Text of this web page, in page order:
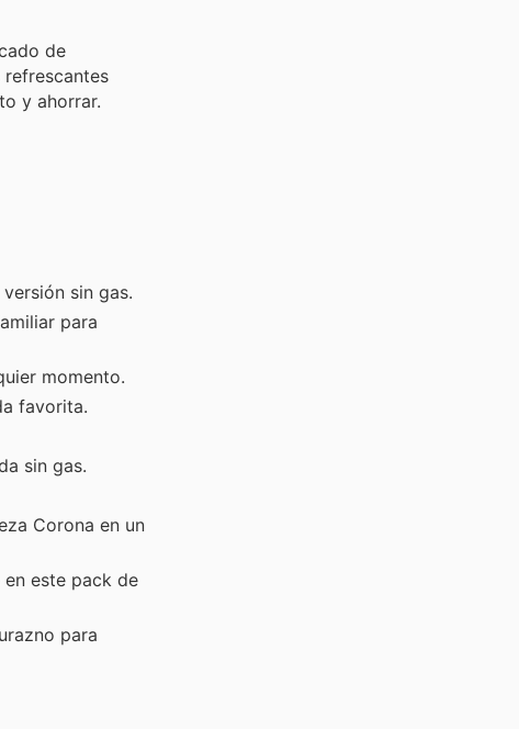
de
y ahorrar.
sin gas.
para
momento.
favorita.
sin gas.
Corona en un
este pack de
para